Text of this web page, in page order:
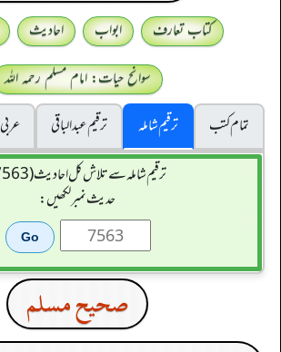
کتاب تعارف ابواب احادیث
سوانح حیات: امام مسلم رحمہ اللہ
تمام کتب
ترقیم شاملہ ترقيم عبدالباقی عربی
ترقیم شاملہ سے تلاش کل احادیث (7563)
حدیث نمبر لکھیں:
صحيح مسلم